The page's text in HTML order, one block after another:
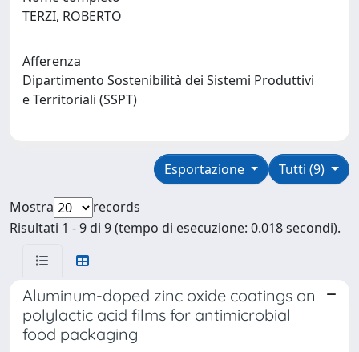
TERZI, ROBERTO
Afferenza
Dipartimento Sostenibilità dei Sistemi Produttivi
e Territoriali (SSPT)
Tutti (9)
Esportazione
Mostra
records
Risultati 1 - 9 di 9 (tempo di esecuzione: 0.018 secondi).
Aluminum-doped zinc oxide coatings on
polylactic acid films for antimicrobial
food packaging